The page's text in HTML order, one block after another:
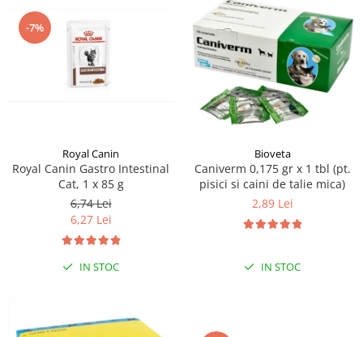
-7%
Royal Canin
Royal Canin Gastro Intestinal
Cat, 1 x 85 g
6,74 Lei
6,27 Lei
IN STOC
Bioveta
Caniverm 0,175 gr x 1 tbl (pt.
pisici si caini de talie mica)
2,89 Lei
IN STOC